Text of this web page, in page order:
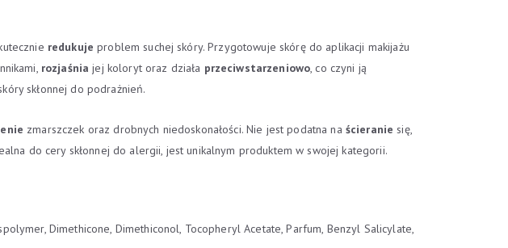
redukuje problem suchej skóry. Przygotowuje skórę do aplikacji makijażu
rozjaśnia jej koloryt oraz działa przeciwstarzeniowo, co czyni ją
skłonnej do podrażnień.
zmarszczek oraz drobnych niedoskonałości. Nie jest podatna na ścieranie się,
do cery skłonnej do alergii, jest unikalnym produktem w swojej kategorii.
Dimethicone, Dimethiconol, Tocopheryl Acetate, Parfum, Benzyl Salicylate,